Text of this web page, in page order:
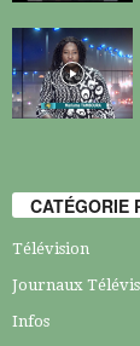
CATÉGORIE
Télévision
Journaux
Infos